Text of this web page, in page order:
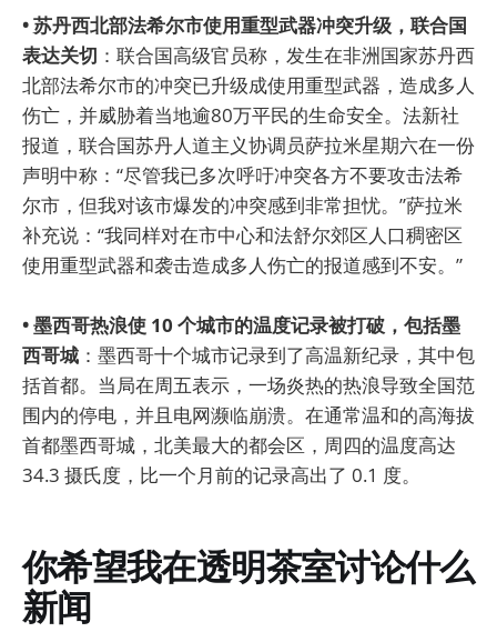
• 苏丹西北部法希尔市使用重型武器冲突升级，联合国
表达关切 ：联合国高级官员称，发生在非洲国家苏丹西
北部法希尔市的冲突已升级成使用重型武器，造成多人
伤亡，并威胁着当地逾80万平民的生命安全。法新社
报道，联合国苏丹人道主义协调员萨拉米星期六在一份
声明中称：“尽管我已多次呼吁冲突各方不要攻击法希
尔市，但我对该市爆发的冲突感到非常担忧。”萨拉米
补充说：“我同样对在市中心和法舒尔郊区人口稠密区
使用重型武器和袭击造成多人伤亡的报道感到不安。”
• 墨西哥热浪使 10 个城市的温度记录被打破，包括墨
西哥城 ：墨西哥十个城市记录到了高温新纪录，其中包
括首都。当局在周五表示，一场炎热的热浪导致全国范
围内的停电，并且电网濒临崩溃。在通常温和的高海拔
首都墨西哥城，北美最大的都会区，周四的温度高达
34.3 摄氏度，比一个月前的记录高出了 0.1 度。
你希望我在透明茶室讨论什么
新闻